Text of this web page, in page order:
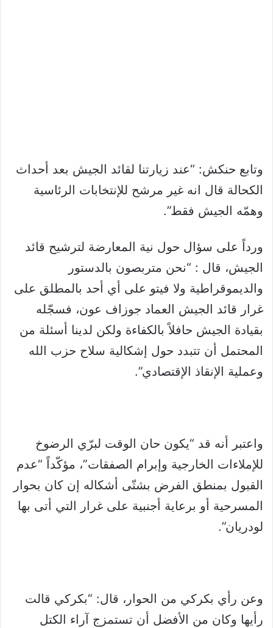
وتابع حنكش: “عند زيارتنا لقائد الجيش بعد أحداث
الكحالة قال انه غير مرشح للإنتخابات الرئاسية
وهمّه الجيش فقط”.
ورداً على سؤال حول نية المعارضة لترشيح قائد
الجيش، قال : “نحن متربصون بالدستور
والديموقراطية ولا فيتو على أي أحد بالمطلق على
غرار قائد الجيش العماد جوزاف عون، فسجّله
بقيادة الجيش حافلاً بالكفاءة ولكن لدينا أسئلة من
المحتمل أن تتبدد حول إشكالية سلاح حزب الله
وعملية الإنقاذ الإقتصادي”.
واعتبر أنه قد “يكون حان الوقت لبرّي الرضوخ
للإملاءات الخارجية وإبرام الصفقات”، مؤكّداً “عدم
القبول بمنطق الفرض بشتّى أشكاله إن كان بحوار
المسرحية أو برعاية أجنبية على غرار التي أتى بها
لودريان”.
وعن رأي بكركي من الحوار، قال: “بكركي قالت
رأيها وكان من الأفضل أن تستمزج آراء الكتل